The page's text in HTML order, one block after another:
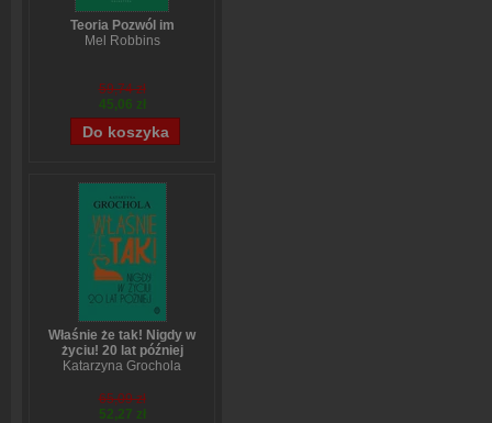
Teoria Pozwól im
Mel Robbins
59,74 zł
45,06 zł
Właśnie że tak! Nigdy w
życiu! 20 lat później
Katarzyna Grochola
65,09 zł
52,27 zł